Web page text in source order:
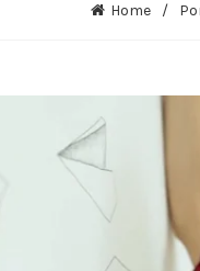
Home